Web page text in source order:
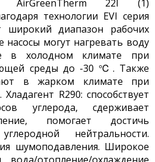
AirGreenTherm 22I (1)
технологии EVI серия
широкий диапазон рабочих
насосы могут нагревать воду
холодном климате при
среды до -30 ℃. Также
в жарком климате при
R290: способствует
углерода, сдерживает
помогает достичь
нейтральности.
шумоподавления. Широкое